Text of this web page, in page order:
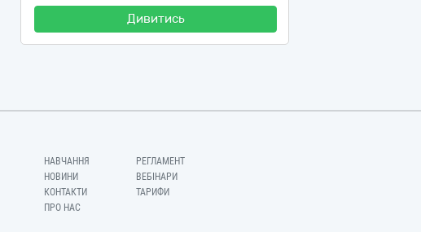
Дивитись
НАВЧАННЯ
НОВИНИ
КОНТАКТИ
ПРО НАС
РЕГЛАМЕНТ
ВЕБІНАРИ
ТАРИФИ